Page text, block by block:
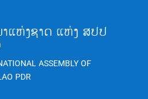
ແຫ່ງຊາດ ແຫ່ງ ສປປ
ASSEMBLY OF
PDR